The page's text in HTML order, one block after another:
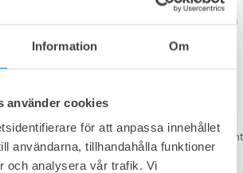
Information Om
använder cookies
för att anpassa innehållet
användarna, tillhandahålla funktioner
och analysera vår trafik. Vi
aktör med sina iögonfallande kontorshotell på
där de samarbetar med Svenska
sig i deras kontorshotell genom att i stort sett
och konferensrum som delvis hyrs ut
går att hyra som hyresgäst i kontorshotellet.